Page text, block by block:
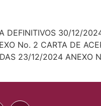
30/12/
No. 2 CARTA DE
23/12/2024 ANEXO